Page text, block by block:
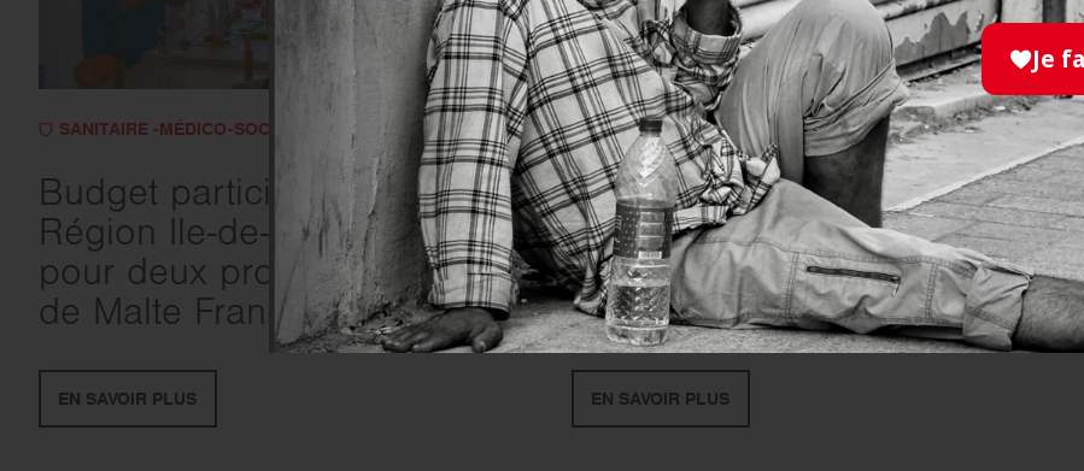
SANITAIRE -MÉDICO-SOCIAL - 06.07.2026
Budget participatif de la
Région Ile-de-France : votez
pour deux projets de l’Ordre
de Malte France !
EN SAVOIR PLUS
SANITAIRE -MÉDICO-SOCIAL- 12.06.2026
Donnez votre voix pour une
cuisine thérapeutique à la
MAS Saint-Jean à Paris !
EN SAVOIR PLUS
Je